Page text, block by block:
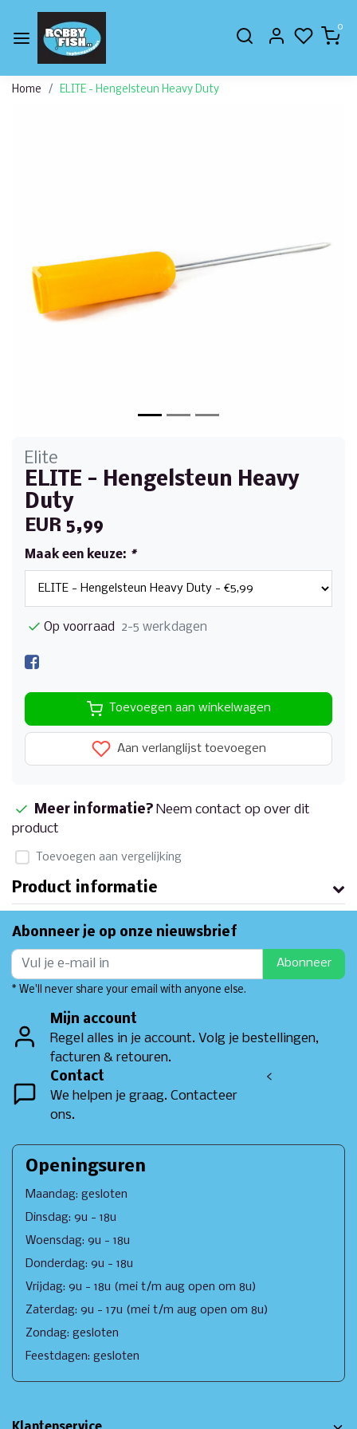
0
Home ELITE - Hengelsteun Heavy Duty
Vorige
Elite
ELITE - Hengelsteun Heavy
Duty
EUR 5,99
Maak een keuze: *
Op voorraad 2-5 werkdagen
Toevoegen aan winkelwagen
Aan verlanglijst toevoegen
Meer informatie? Neem contact op over dit
product
Toevoegen aan vergelijking
Product informatie
Abonneer je op onze nieuwsbrief
Abonneer
* We'll never share your email with anyone else.
Mijn account
Regel alles in je account. Volg je bestellingen,
facturen & retouren.
Contact
We helpen je graag. Contacteer
ons.
<
Openingsuren
Maandag: gesloten
Dinsdag: 9u - 18u
Woensdag: 9u - 18u
Donderdag: 9u - 18u
Vrijdag: 9u - 18u (mei t/m aug open om 8u)
Zaterdag: 9u - 17u (mei t/m aug open om 8u)
Zondag: gesloten
Feestdagen: gesloten